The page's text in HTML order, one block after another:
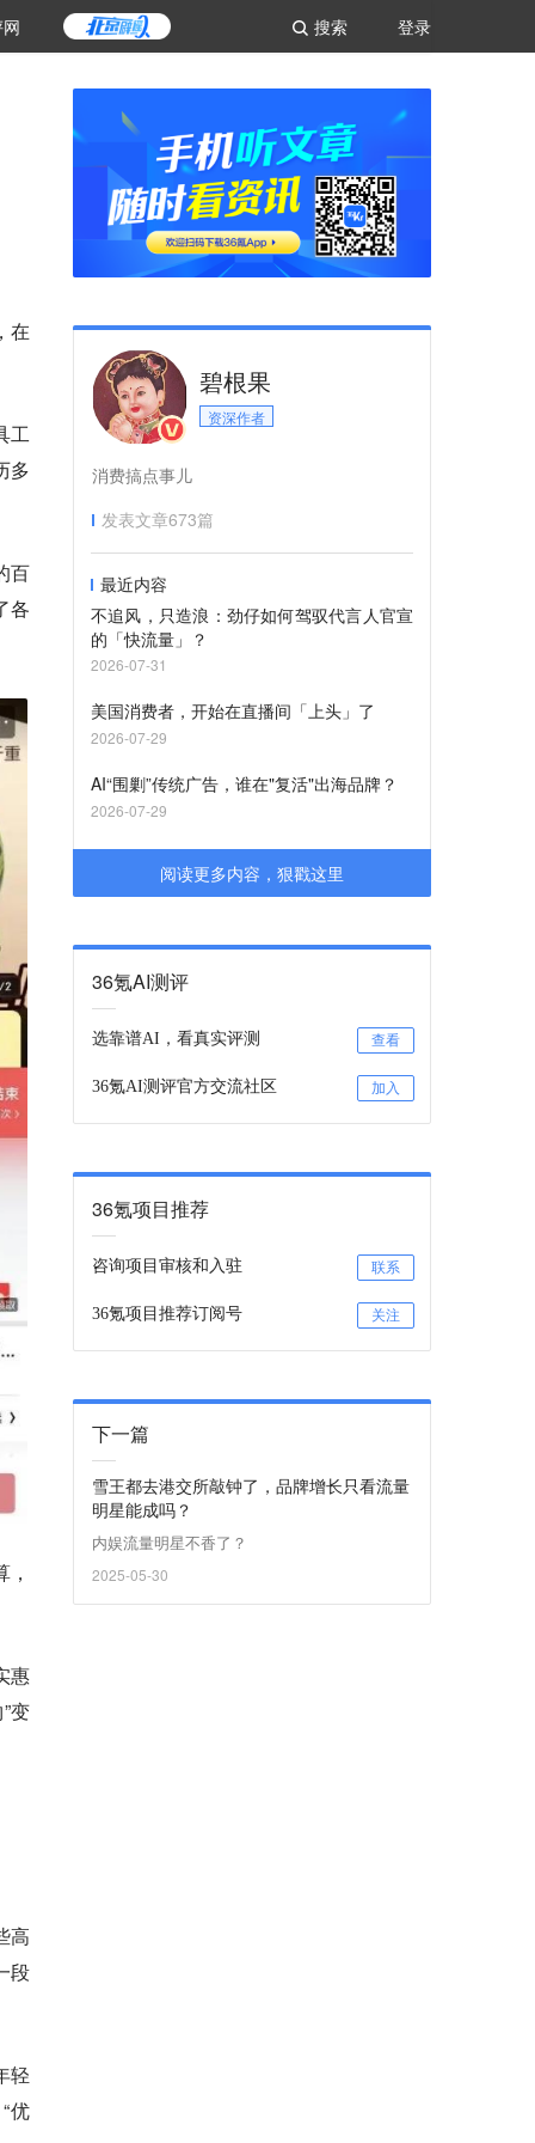
登录
搜索
在
工
多
百
各
惠
变
高
段
轻
优
碧根果
资深作者
消费搞点事儿
发表文章673篇
最近内容
不追风，只造浪：劲仔如何驾驭代言人官宣
的「快流量」？
2026-07-31
美国消费者，开始在直播间「上头」了
2026-07-29
AI“围剿”传统广告，谁在"复活"出海品牌？
2026-07-29
阅读更多内容，狠戳这里
36氪AI测评
选靠谱AI，看真实评测 查看
36氪AI测评官方交流社区 加入
36氪项目推荐
咨询项目审核和入驻 联系
36氪项目推荐订阅号 关注
下一篇
雪王都去港交所敲钟了，品牌增长只看流量
明星能成吗？
内娱流量明星不香了？
2025-05-30